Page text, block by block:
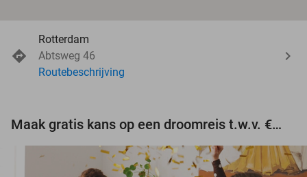
Rotterdam
Abtsweg 46
Routebeschrijving
Maak gratis kans op een droomreis t.w.v. €3.000!